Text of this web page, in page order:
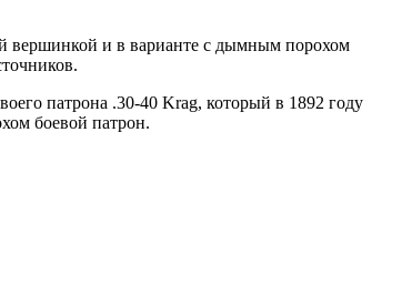
вершинкой и в варианте с дымным порохом
патрона .30-40 Krag, который в 1892 году
боевой патрон.